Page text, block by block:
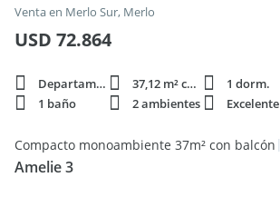
Venta en Merlo Sur, Merlo
USD 72.864
Departamento 37,12 m² cubie. 1 dorm.
1 baño
2 ambientes Excelente
Compacto monoambiente 37m² con balcón |
Amelie 3